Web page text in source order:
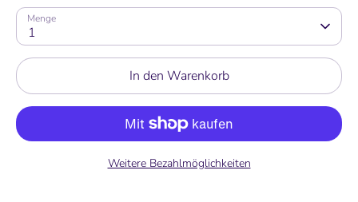
Menge
1
In den Warenkorb
Weitere Bezahlmöglichkeiten